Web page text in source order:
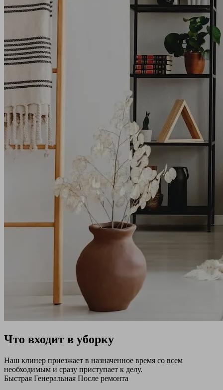
Что входит в уборку
Наш клинер приезжает в назначенное время со всем
необходимым и сразу приступает к делу.
Быстрая Генеральная После ремонта